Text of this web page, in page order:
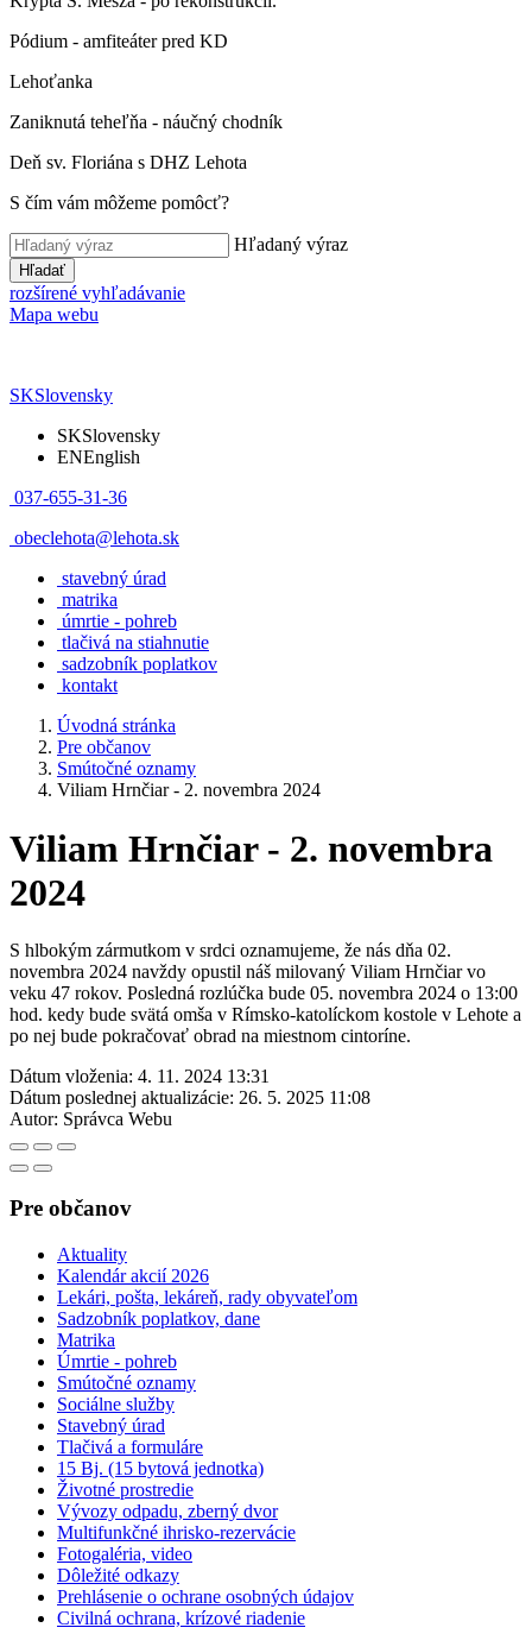
Pódium - amfiteáter pred KD
Lehoťanka
Zaniknutá teheľňa - náučný chodník
Deň sv. Floriána s DHZ Lehota
S čím vám môžeme pomôcť?
Hľadaný výraz
Hľadať
rozšírené vyhľadávanie
Mapa webu
SKSlovensky
SKSlovensky
ENEnglish
037-655-31-36
obeclehota@lehota.sk
stavebný úrad
matrika
úmrtie - pohreb
tlačivá na stiahnutie
sadzobník poplatkov
kontakt
Úvodná stránka
Pre občanov
Smútočné oznamy
Viliam Hrnčiar - 2. novembra 2024
Viliam Hrnčiar - 2. novembra
2024
S hlbokým zármutkom v srdci oznamujeme, že nás dňa 02.
novembra 2024 navždy opustil náš milovaný Viliam Hrnčiar vo
veku 47 rokov. Posledná rozlúčka bude 05. novembra 2024 o 13:00
hod. kedy bude svätá omša v Rímsko-katolíckom kostole v Lehote a
po nej bude pokračovať obrad na miestnom cintoríne.
Dátum vloženia: 4. 11. 2024 13:31
Dátum poslednej aktualizácie: 26. 5. 2025 11:08
Autor: Správca Webu
Pre občanov
Aktuality
Kalendár akcií 2026
Lekári, pošta, lekáreň, rady obyvateľom
Sadzobník poplatkov, dane
Matrika
Úmrtie - pohreb
Smútočné oznamy
Sociálne služby
Stavebný úrad
Tlačivá a formuláre
15 Bj. (15 bytová jednotka)
Životné prostredie
Vývozy odpadu, zberný dvor
Multifunkčné ihrisko-rezervácie
Fotogaléria, video
Dôležité odkazy
Prehlásenie o ochrane osobných údajov
Civilná ochrana, krízové riadenie